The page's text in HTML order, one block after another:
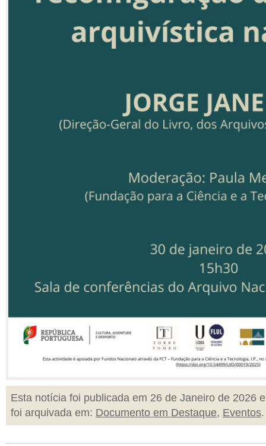
Esta notícia foi publicada em 26 de Janeiro de 2026 e
foi arquivada em: Documento em Destaque, Eventos.